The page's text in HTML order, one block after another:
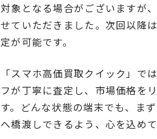
対象となる場合がございますが
せていただきました。次回以降
定が可能です。
「スマホ高価買取クイック」
フが丁寧に査定し、市場価格を
す。どんな状態の端末でも、ま
へ橋渡しできるよう、心を込め